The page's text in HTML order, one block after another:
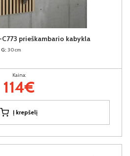
prieškambario kabykla
G: 30cm
Kaina:
114€
Į krepšelį